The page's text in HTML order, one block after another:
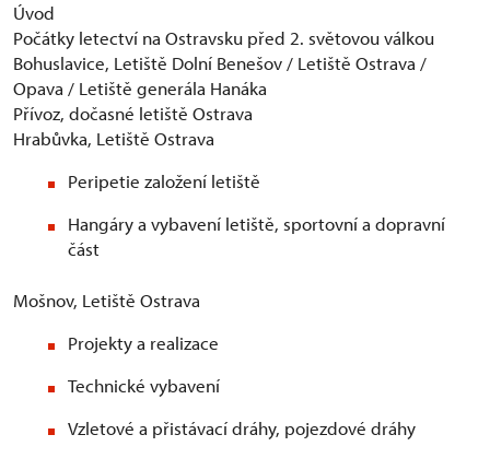
Úvod
Počátky letectví na Ostravsku před 2. světovou válkou
Bohuslavice, Letiště Dolní Benešov / Letiště Ostrava /
Opava / Letiště generála Hanáka
Přívoz, dočasné letiště Ostrava
Hrabůvka, Letiště Ostrava
Peripetie založení letiště
Hangáry a vybavení letiště, sportovní a dopravní
část
Mošnov, Letiště Ostrava
Projekty a realizace
Technické vybavení
Vzletové a přistávací dráhy, pojezdové dráhy